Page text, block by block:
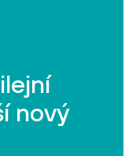
nový